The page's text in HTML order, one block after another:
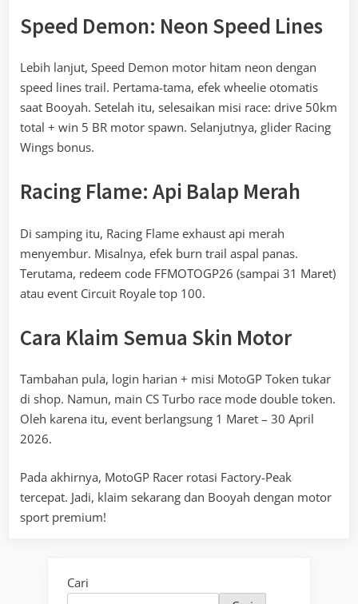
Speed Demon: Neon Speed Lines
Lebih lanjut, Speed Demon motor hitam neon dengan
speed lines trail. Pertama-tama, efek wheelie otomatis
saat Booyah. Setelah itu, selesaikan misi race: drive 50km
total + win 5 BR motor spawn. Selanjutnya, glider Racing
Wings bonus.
Racing Flame: Api Balap Merah
Di samping itu, Racing Flame exhaust api merah
menyembur. Misalnya, efek burn trail aspal panas.
Terutama, redeem code FFMOTOGP26 (sampai 31 Maret)
atau event Circuit Royale top 100.
Cara Klaim Semua Skin Motor
Tambahan pula, login harian + misi MotoGP Token tukar
di shop. Namun, main CS Turbo race mode double token.
Oleh karena itu, event berlangsung 1 Maret – 30 April
2026.
Pada akhirnya, MotoGP Racer rotasi Factory-Peak
tercepat. Jadi, klaim sekarang dan Booyah dengan motor
sport premium!
Cari